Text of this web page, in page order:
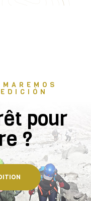
pour
?